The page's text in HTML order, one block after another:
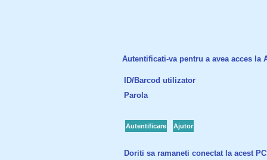
Autentificati-va pentru a avea acces
ID/Barcod utilizator
Parola
Autentificare Ajutor
Doriti sa ramaneti conectat la acest